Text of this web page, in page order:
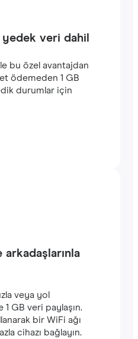
veri dahil
bu özel avantajdan
ödemeden 1 GB
durumlar için
veya yol
1 GB veri paylaşın.
bir WiFi ağı
cihazı bağlayın.